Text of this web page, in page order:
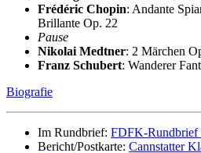
Frédéric Chopin: Andante
Brillante Op. 22
Pause
Nikolai Medtner: 2 Märchen
Franz Schubert: Wanderer
Biografie
Im Rundbrief: FDFK-Rundbrief
Bericht/Postkarte: Cannstatter